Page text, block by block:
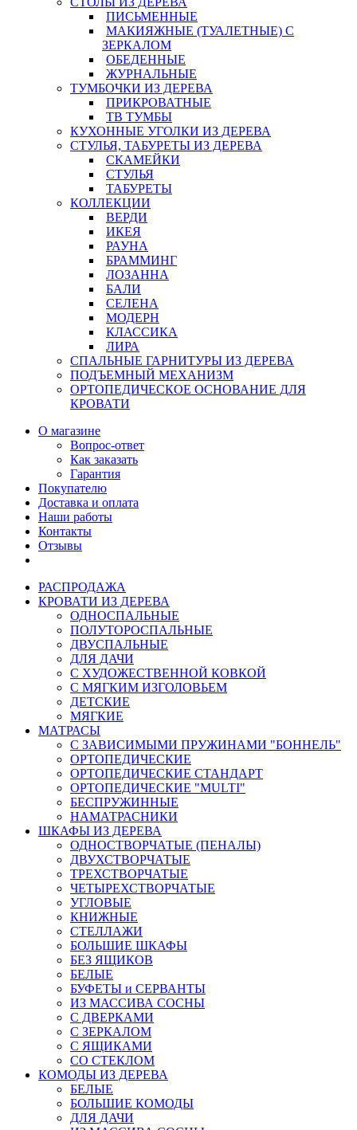
ПИСЬМЕННЫЕ
МАКИЯЖНЫЕ (ТУАЛЕТНЫЕ) С
ЗЕРКАЛОМ
ОБЕДЕННЫЕ
ЖУРНАЛЬНЫЕ
ТУМБОЧКИ ИЗ ДЕРЕВА
ПРИКРОВАТНЫЕ
ТВ ТУМБЫ
КУХОННЫЕ УГОЛКИ ИЗ ДЕРЕВА
СТУЛЬЯ, ТАБУРЕТЫ ИЗ ДЕРЕВА
СКАМЕЙКИ
СТУЛЬЯ
ТАБУРЕТЫ
КОЛЛЕКЦИИ
ВЕРДИ
ИКЕЯ
РАУНА
БРАММИНГ
ЛОЗАННА
БАЛИ
СЕЛЕНА
МОДЕРН
КЛАССИКА
ЛИРА
СПАЛЬНЫЕ ГАРНИТУРЫ ИЗ ДЕРЕВА
ПОДЪЕМНЫЙ МЕХАНИЗМ
ОРТОПЕДИЧЕСКОЕ ОСНОВАНИЕ ДЛЯ
КРОВАТИ
О магазине
Вопрос-ответ
Как заказать
Гарантия
Покупателю
Доставка и оплата
Наши работы
Контакты
Отзывы
РАСПРОДАЖА
КРОВАТИ ИЗ ДЕРЕВА
ОДНОСПАЛЬНЫЕ
ПОЛУТОРОСПАЛЬНЫЕ
ДВУСПАЛЬНЫЕ
ДЛЯ ДАЧИ
С ХУДОЖЕСТВЕННОЙ КОВКОЙ
С МЯГКИМ ИЗГОЛОВЬЕМ
ДЕТСКИЕ
МЯГКИЕ
МАТРАСЫ
С ЗАВИСИМЫМИ ПРУЖИНАМИ "БОННЕЛЬ"
ОРТОПЕДИЧЕСКИЕ
ОРТОПЕДИЧЕСКИЕ СТАНДАРТ
ОРТОПЕДИЧЕСКИЕ "MULTI"
БЕСПРУЖИННЫЕ
НАМАТРАСНИКИ
ШКАФЫ ИЗ ДЕРЕВА
ОДНОСТВОРЧАТЫЕ (ПЕНАЛЫ)
ДВУХСТВОРЧАТЫЕ
ТРЕХСТВОРЧАТЫЕ
ЧЕТЫРЕХСТВОРЧАТЫЕ
УГЛОВЫЕ
КНИЖНЫЕ
СТЕЛЛАЖИ
БОЛЬШИЕ ШКАФЫ
БЕЗ ЯЩИКОВ
БЕЛЫЕ
БУФЕТЫ и СЕРВАНТЫ
ИЗ МАССИВА СОСНЫ
С ДВЕРКАМИ
С ЗЕРКАЛОМ
С ЯЩИКАМИ
СО СТЕКЛОМ
КОМОДЫ ИЗ ДЕРЕВА
БЕЛЫЕ
БОЛЬШИЕ КОМОДЫ
ДЛЯ ДАЧИ